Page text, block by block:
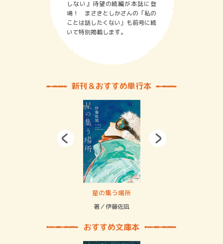
しない』待望の続編が本誌に登
場！ まさきとしかさんの「私の
ことは話したくない」も前号に続
いて特別掲載します。
新刊＆おすすめ単行本
星の集う場所
著／伊藤佐凪
おすすめ文庫本